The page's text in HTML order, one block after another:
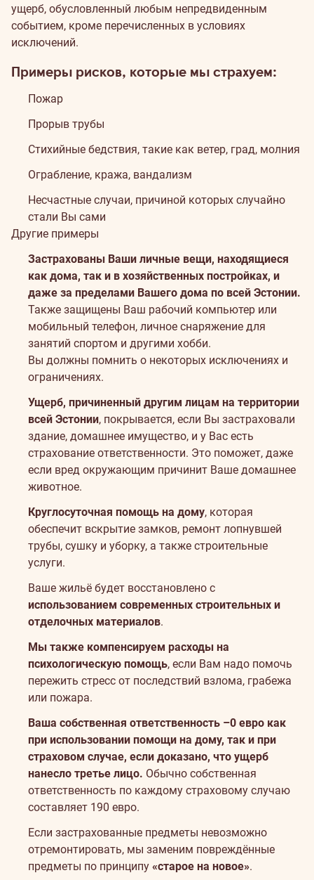
ущерб, обусловленный любым непредвиденным
событием, кроме перечисленных в условиях
исключений.
Примеры рисков, которые мы страхуем:
Пожар
Прорыв трубы
Стихийные бедствия, такие как ветер, град, молния
Ограбление, кража, вандализм
Несчастные случаи, причиной которых случайно
стали Вы сами
Другие примеры
Застрахованы Ваши личные вещи, находящиеся
как дома, так и в хозяйственных постройках, и
даже за пределами Вашего дома по всей Эстонии.
Также защищены Ваш рабочий компьютер или
мобильный телефон, личное снаряжение для
занятий спортом и другими хобби.
Вы должны помнить о некоторых исключениях и
ограничениях.
Ущерб, причиненный другим лицам на территории
всей Эстонии, покрывается, если Вы застраховали
здание, домашнее имущество, и у Вас есть
страхование ответственности. Это поможет, даже
если вред окружающим причинит Ваше домашнее
животное.
Круглосуточная помощь на дому, которая
обеспечит вскрытие замков, ремонт лопнувшей
трубы, сушку и уборку, а также строительные
услуги.
Ваше жильё будет восстановлено с
использованием современных строительных и
отделочных материалов.
Мы также компенсируем расходы на
психологическую помощь, если Вам надо помочь
пережить стресс от последствий взлома, грабежа
или пожара.
Ваша собственная ответственность –0 евро как
при использовании помощи на дому, так и при
страховом случае, если доказано, что ущерб
нанесло третье лицо. Обычно собственная
ответственность по каждому страховому случаю
составляет 190 евро.
Если застрахованные предметы невозможно
отремонтировать, мы заменим повреждённые
предметы по принципу «старое на новое».